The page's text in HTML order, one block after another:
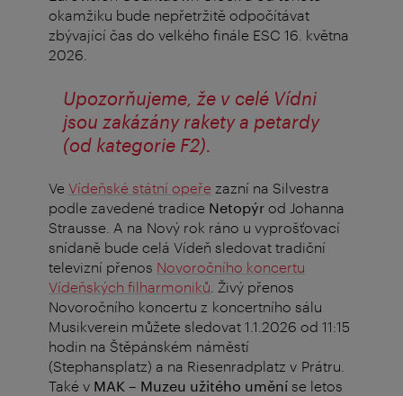
okamžiku bude nepřetržitě odpočítávat
zbývající čas do velkého finále ESC 16. května
2026.
Upozorňujeme, že v celé Vídni
jsou zakázány rakety a petardy
(od kategorie F2).
Ve Vídeňské státní opeře zazní na Silvestra
podle zavedené tradice Netopýr od Johanna
Strausse. A na Nový rok ráno u vyprošťovací
snídaně bude celá Vídeň sledovat tradiční
televizní přenos Novoročního koncertu
Vídeňských filharmoniků Živý přenos
Novoročního koncertu z koncertního sálu
Musikverein můžete sledovat 1.1.2026 od 11:15
hodin na Štěpánském náměstí
(Stephansplatz) a na Riesenradplatz v Prátru.
Také v MAK – Muzeu užitého umění se letos